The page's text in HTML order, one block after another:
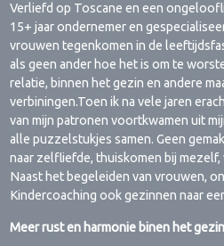
Verliefd op Toscane en een
15+ jaar ondernemer en
vrouwen tegenkomen in de
als geen ander hoe het is om te
relatie, binnen het gezin en andere
verbiningen.Toen ik na vele jaren
van mijn patronen voortkwamen uit
alle puzzelstukjes samen. Geen
naar zelfliefde, thuiskomen bij
Naast het begeleiden van vrouwen,
Kindercoaching ook gezinnen naar
Meer rust en harmonie binen het